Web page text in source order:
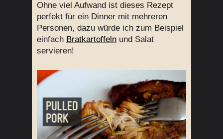
Ohne viel Aufwand ist dieses Rezept
perfekt für ein Dinner mit mehreren
Personen, dazu würde ich zum Beispiel
einfach Bratkartoffeln und Salat
servieren!